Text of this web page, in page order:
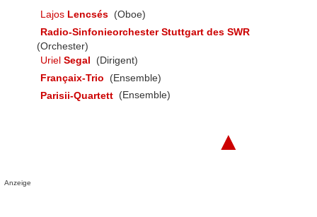
Lajos Lencsés (Oboe)
Radio-Sinfonieorchester Stuttgart des SWR
(Orchester)
Uriel Segal
(Dirigent)
Françaix-Trio
(Ensemble)
Parisii-Quartett (Ensemble)
▲
Anzeige